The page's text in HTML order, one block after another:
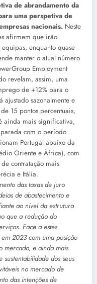
de abrandamento da
uma perspetiva de
nacionais. Neste
afirmem que irão
enquanto quase
manter o atual número
Employment
revelam, assim, uma
de +12% para o
sazonalmente e
15 pontos percentuais,
ainda mais significativa,
com o período
Portugal abaixo da
Oriente e África), com
contratação mais
e Itália.
das taxas de juro
de abastecimento e
ao nível da estrutura
que a redução do
Face a estes
2023 com uma posição
mercado, e ainda mais
dos seus
no mercado de
das intenções de